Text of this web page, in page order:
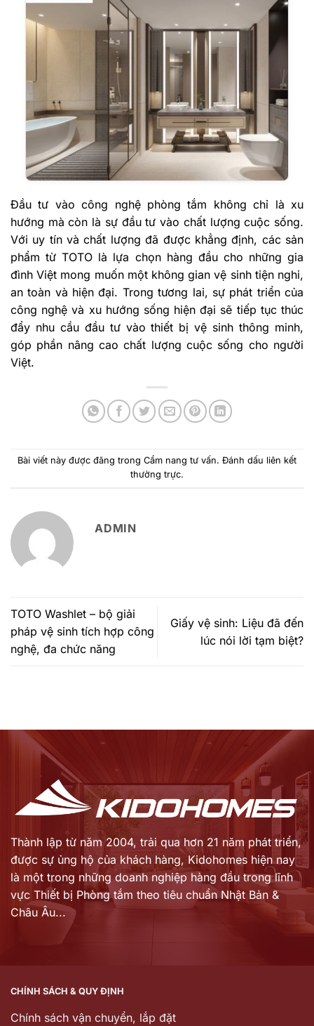
Đầu tư vào công nghệ phòng tắm không chỉ là xu
hướng mà còn là sự đầu tư vào chất lượng cuộc sống.
Với uy tín và chất lượng đã được khẳng định, các sản
phẩm từ TOTO là lựa chọn hàng đầu cho những gia
đình Việt mong muốn một không gian vệ sinh tiện nghi,
an toàn và hiện đại. Trong tương lai, sự phát triển của
công nghệ và xu hướng sống hiện đại sẽ tiếp tục thúc
đẩy nhu cầu đầu tư vào thiết bị vệ sinh thông minh,
góp phần nâng cao chất lượng cuộc sống cho người
Việt.
Bài viết này được đăng trong Cẩm nang tư vấn. Đánh dấu liên kết
thường trực.
ADMIN
TOTO Washlet – bộ giải
pháp vệ sinh tích hợp công
nghệ, đa chức năng
Giấy vệ sinh: Liệu đã đến
lúc nói lời tạm biệt?
Thành lập từ năm 2004, trải qua hơn 21 năm phát triển,
được sự ủng hộ của khách hàng, Kidohomes hiện nay
là một trong những doanh nghiệp hàng đầu trong lĩnh
vực Thiết bị Phòng tắm theo tiêu chuẩn Nhật Bản &
Châu Âu...
CHÍNH SÁCH & QUY ĐỊNH
Chính sách vận chuyển, lắp đặt